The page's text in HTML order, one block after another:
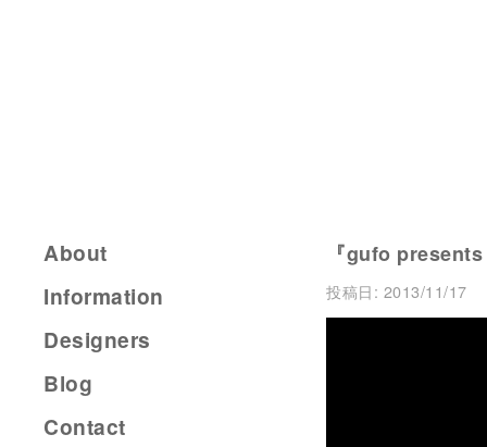
『gufo
投稿日: 2013/11/17
About
Information
Designers
Blog
Contact